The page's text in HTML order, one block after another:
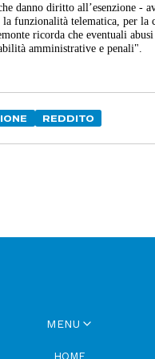
danno diritto all’esenzione -
funzionalità telematica, per
ricorda che eventuali
amministrative e penali".
REDDITO
MENU
HOME